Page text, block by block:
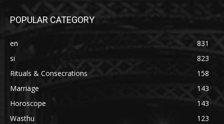
POPULAR CATEGORY
en
831
si
823
Rituals & Consecrations
158
Marriage
143
Horoscope
143
Wasthu
123